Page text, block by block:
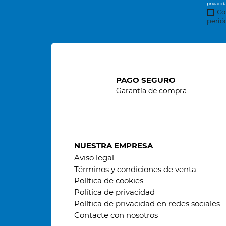
PAGO SEGURO
Garantía de compra
NUESTRA EMPRESA
Aviso legal
Términos y condiciones de venta
Política de cookies
Política de privacidad
Política de privacidad en redes sociales
Contacte con nosotros